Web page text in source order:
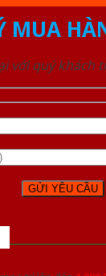
MUA
với quý